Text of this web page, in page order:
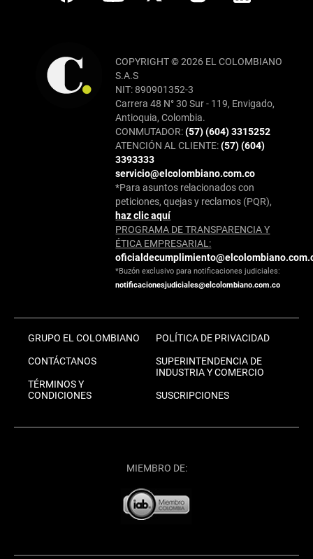
COPYRIGHT © 2026 EL COLOMBIANO
S.A.S
NIT: 890901352-3
Carrera 48 N° 30 Sur - 119, Envigado,
Antioquia, Colombia.
CONMUTADOR:(57) (604) 3315252
ATENCIÓN AL CLIENTE:(57) (604)
3393333
servicio@elcolombiano.com.co
*Para asuntos relacionados con
peticiones, quejas y reclamos (PQR),
haz clic aquí
PROGRAMA DE TRANSPARENCIA Y
ÉTICA EMPRESARIAL:
*Buzón exclusivo para notificaciones judiciales:
notificacionesjudiciales@elcolombiano.com.co
GRUPO EL COLOMBIANO
CONTÁCTANOS
TÉRMINOS Y
CONDICIONES
POLÍTICA DE PRIVACIDAD
SUPERINTENDENCIA DE
INDUSTRIA Y COMERCIO
SUSCRIPCIONES
MIEMBRO DE: